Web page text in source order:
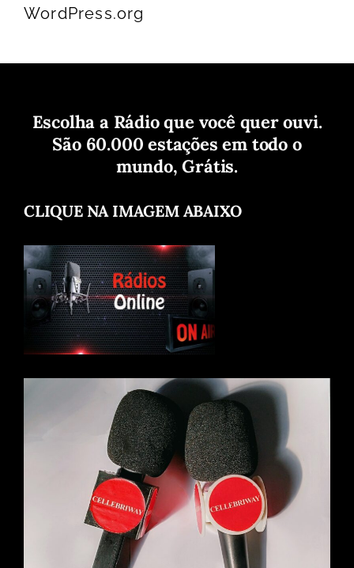
WordPress.org
Escolha a Rádio que você quer ouvi.
São 60.000 estações em todo o
mundo, Grátis.
CLIQUE NA IMAGEM ABAIXO